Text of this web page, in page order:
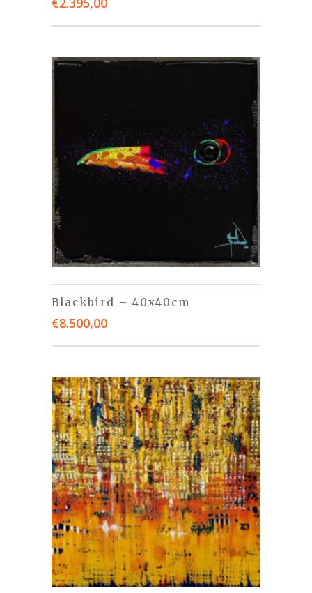
Blackbird – 40x40cm
€8.500,00